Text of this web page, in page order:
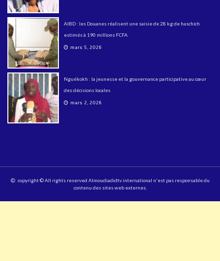
AIBD : les Douanes réalisent une saisie de 28 kg de haschich
estimés à 190 millions FCFA
mars 5, 2026
Nguékokh : la jeunesse et la gouvernance participative au cœur
des décisions locales
mars 2, 2026
copyright © All rights reserved Almoudiadidtv international n'est pas responsable du
contenu des sites web externes.